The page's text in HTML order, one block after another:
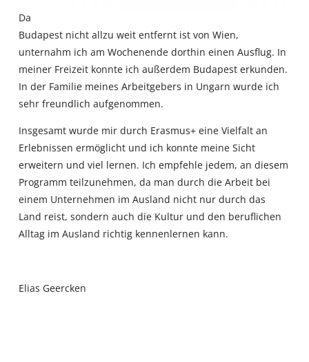
Da
Budapest nicht allzu weit entfernt ist von Wien,
unternahm ich am Wochenende dorthin einen Ausflug. In
meiner Freizeit konnte ich außerdem Budapest erkunden.
In der Familie meines Arbeitgebers in Ungarn wurde ich
sehr freundlich aufgenommen.
Insgesamt wurde mir durch Erasmus+ eine Vielfalt an
Erlebnissen ermöglicht und ich konnte meine Sicht
erweitern und viel lernen. Ich empfehle jedem, an diesem
Programm teilzunehmen, da man durch die Arbeit bei
einem Unternehmen im Ausland nicht nur durch das
Land reist, sondern auch die Kultur und den beruflichen
Alltag im Ausland richtig kennenlernen kann.
Elias Geercken